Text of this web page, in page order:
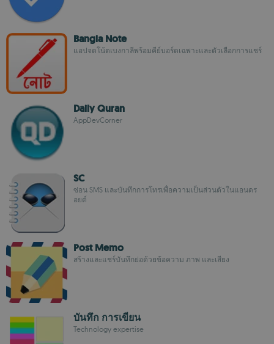
Bangla Note
แอปจดโน้ตเบงกาลีพร้อมคีย์บอร์ดเฉพาะและตัวเลือกการแชร์
Daily Quran
AppDevCorner
SC
ซ่อน SMS และบันทึกการโทรเพื่อความเป็นส่วนตัวในแอนดร
อยด์
Post Memo
สร้างและแชร์บันทึกย่อด้วยข้อความ ภาพ และเสียง
บันทึก การเขียน
Technology expertise